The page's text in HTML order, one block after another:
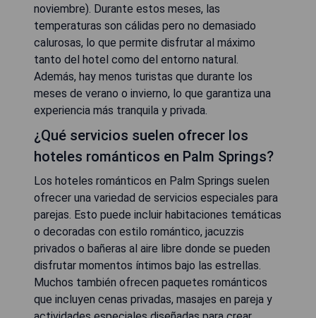
noviembre). Durante estos meses, las
temperaturas son cálidas pero no demasiado
calurosas, lo que permite disfrutar al máximo
tanto del hotel como del entorno natural.
Además, hay menos turistas que durante los
meses de verano o invierno, lo que garantiza una
experiencia más tranquila y privada.
¿Qué servicios suelen ofrecer los
hoteles románticos en Palm Springs?
Los hoteles románticos en Palm Springs suelen
ofrecer una variedad de servicios especiales para
parejas. Esto puede incluir habitaciones temáticas
o decoradas con estilo romántico, jacuzzis
privados o bañeras al aire libre donde se pueden
disfrutar momentos íntimos bajo las estrellas.
Muchos también ofrecen paquetes románticos
que incluyen cenas privadas, masajes en pareja y